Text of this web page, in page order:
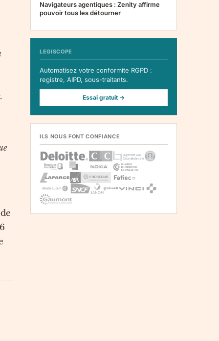
Navigateurs agentiques : Zenity affirme
pouvoir tous les détourner
LEGISCOPE
Automatisez votre conformite RGPD :
registre, AIPD, sous-traitants.
Essai gratuit →
ILS NOUS FONT CONFIANCE